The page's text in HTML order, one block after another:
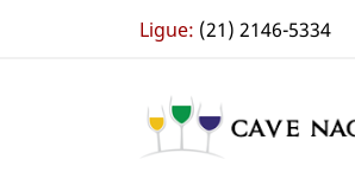
Ligue: (21) 2146-5334